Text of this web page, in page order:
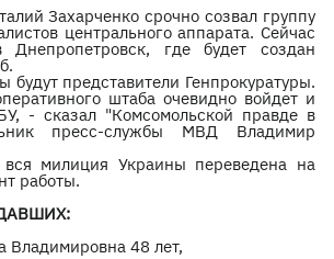
Захарченко срочно созвал группу
центрального аппарата. Сейчас
где будет создан
будут представители Генпрокуратуры.
штаба очевидно войдет и
- сказал "Комсомольской правде в
пресс-службы МВД Владимир
милиция Украины переведена на
работы.
Владимировна 48 лет,